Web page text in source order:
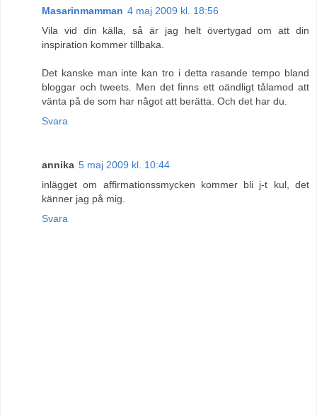
Masarinmamman 4 maj 2009 kl. 18:56
Vila vid din källa, så är jag helt övertygad om att din
inspiration kommer tillbaka.
Det kanske man inte kan tro i detta rasande tempo bland
bloggar och tweets. Men det finns ett oändligt tålamod att
vänta på de som har något att berätta. Och det har du.
Svara
annika 5 maj 2009 kl. 10:44
inlägget om affirmationssmycken kommer bli j-t kul, det
känner jag på mig.
Svara